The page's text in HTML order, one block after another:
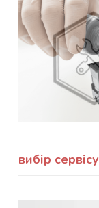
вибір сервісу